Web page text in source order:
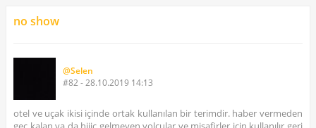
no show
@Selen
#82 - 28.10.2019 14:13
otel ve uçak ikisi içinde ortak kullanılan bir terimdir. haber vermeden